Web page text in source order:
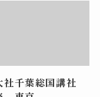
社千葉総国講社